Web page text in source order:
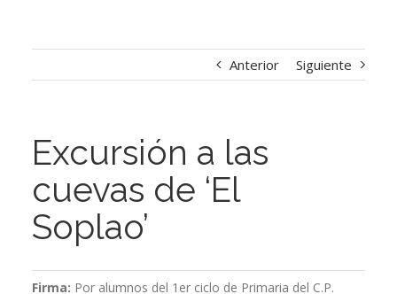
Anterior Siguiente
Excursión a las
cuevas de ‘El
Soplao’
Firma: Por alumnos del 1er ciclo de Primaria del C.P.